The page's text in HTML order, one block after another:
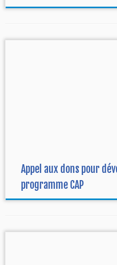
Appel aux dons pour
programme CAP